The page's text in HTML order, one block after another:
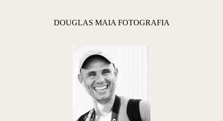
DOUGLAS MAIA FOTOGRAFIA